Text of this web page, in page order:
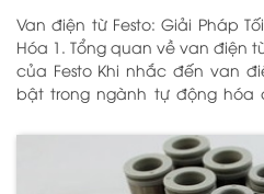
Van điện từ Festo: Giải Pháp
Hóa 1. Tổng quan về van điện từ Festo 1.1. Lịch sử phát triển
của Festo Khi nhắc đến van điện từ, một cái tên luôn nổi
bật trong ngành tự động hóa